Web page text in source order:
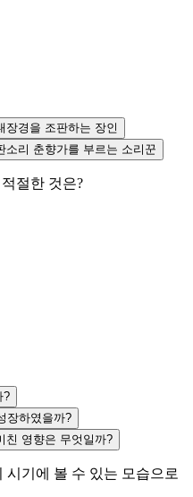
장경을 조판하는 장인
소리 춘향가를 부르는 소리꾼
절한 것은?
?
장하였을까?
친 영향은 무엇일까?
시기에 볼 수 있는 모습으로